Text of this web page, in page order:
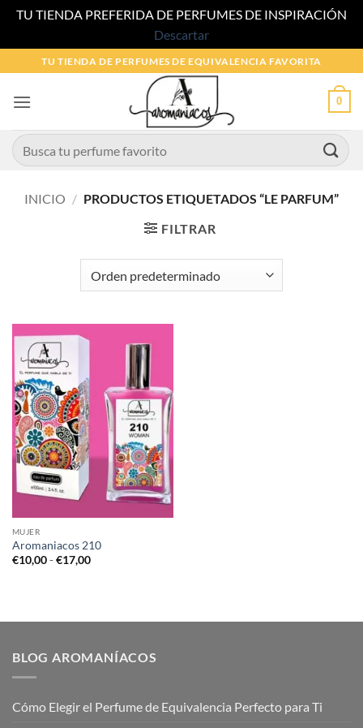
TU TIENDA PREFERIDA DE PERFUMES DE INSPIRACIÓN
Descartar
al
contenido
TU TIENDA DE PERFUMES DE EQUIVALENCIA FAVORITA
0
Buscar
por:
INICIO / PRODUCTOS ETIQUETADOS “LE PARFUM”
FILTRAR
MUJER
Aromaniacos 210
€10,00 - €17,00Rango
€17,00
BLOG AROMANÍACOS
Cómo Elegir el Perfume de Equivalencia Perfecto para Ti